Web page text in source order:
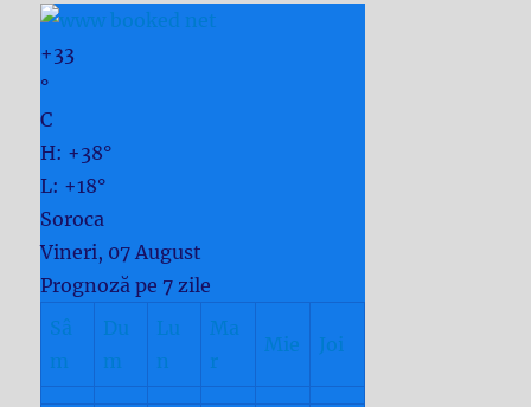
+33
°
C
H: +38°
L: +18°
Soroca
Vineri, 07 August
Prognoză pe 7 zile
Sâ
m
Du
m
Lu
n
Ma
r
Mie Joi